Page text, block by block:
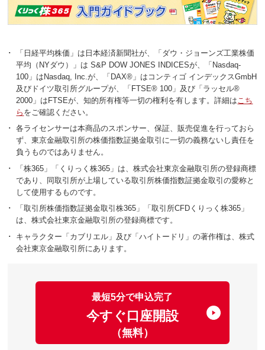
･
「日経平均株価」は日本経済新聞社が、「ダウ・ジョーンズ工業株価
平均（NYダウ）」は S&P DOW JONES INDICESが、「Nasdaq-
100」はNasdaq, Inc.が、「DAX®」はコンティゴ インデックスGmbH
及びドイツ取引所グループが、「FTSE® 100」及び「ラッセル®
2000」はFTSEが、知的所有権等一切の権利を有します。詳細は こち
ら をご確認ください。
･
各ライセンサーは本商品のスポンサー、保証、販売促進を行っておら
ず、東京金融取引所の株価指数証拠金取引に一切の義務ないし責任を
負うものではありません。
･
「株365」「くりっく株365」は、株式会社東京金融取引所の登録商標
であり、同取引所が上場している取引所株価指数証拠金取引の愛称と
して使用するものです。
･
「取引所株価指数証拠金取引株365」「取引所CFDくりっく株365」
は、株式会社東京金融取引所の登録商標です。
･
キャラクター「カブリエル」及び「ハイトードリ」の著作権は、株式
会社東京金融取引所にあります。
最短5分で申込完了
今すぐ口座開設
（無料）